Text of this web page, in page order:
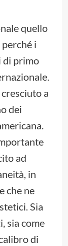
quello
i
di primo
a
dei
ad
in
che ne
Sia
sia come
di